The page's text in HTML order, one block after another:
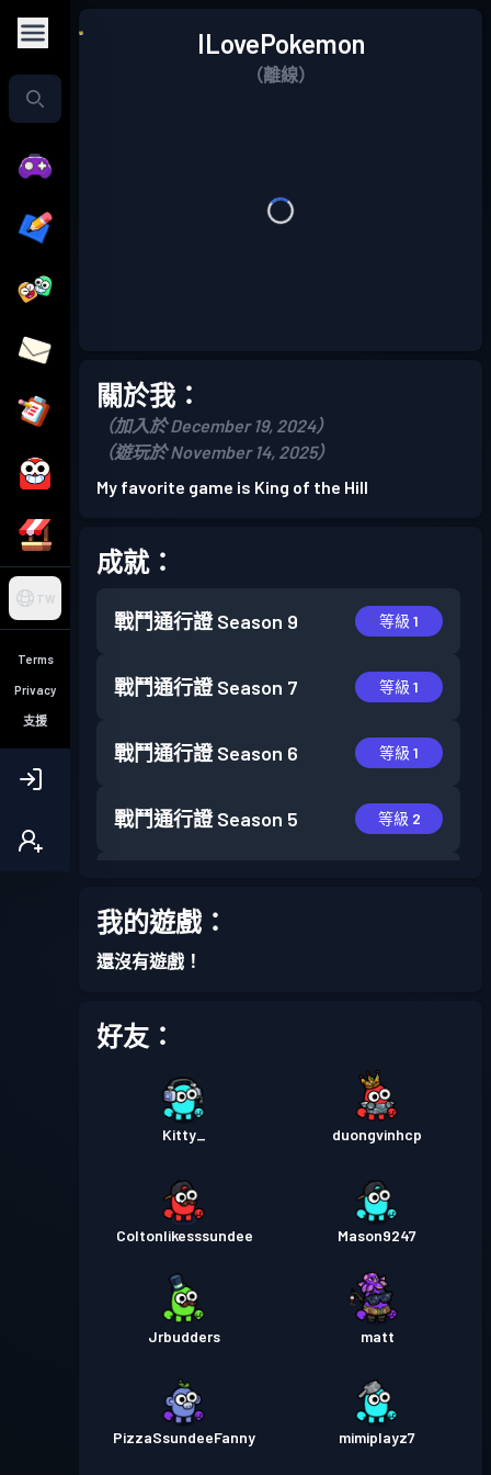
TW
Terms
Privacy
支援
ILovePokemon
（離線）
關於我：
（加入於 December 19, 2024）
（遊玩於 November 14, 2025）
My favorite game is King of the Hill
成就：
戰鬥通行證 Season 9 等級 1
戰鬥通行證 Season 7 等級 1
戰鬥通行證 Season 6 等級 1
戰鬥通行證 Season 5 等級 2
戰鬥通行證
戰鬥通行證
戰鬥通行證 等級 1
我的遊戲：
還沒有遊戲！
好友：
Kitty_ duongvinhcp
Coltonlikesssundee Mason9247
Jrbudders matt
PizzaSsundeeFanny mimiplayz7